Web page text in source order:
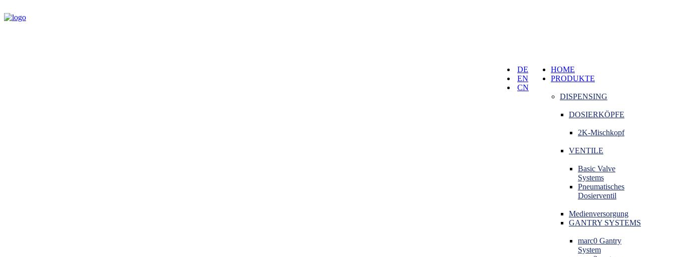
HOME
PRODUKTE
DISPENSING
DOSIERKÖPFE
2K-Mischkopf
VENTILE
Basic Valve
Systems
Pneumatisches
Dosierventil
Medienversorgung
GANTRY SYSTEMS
marc0 Gantry
System
DE
EN
CN